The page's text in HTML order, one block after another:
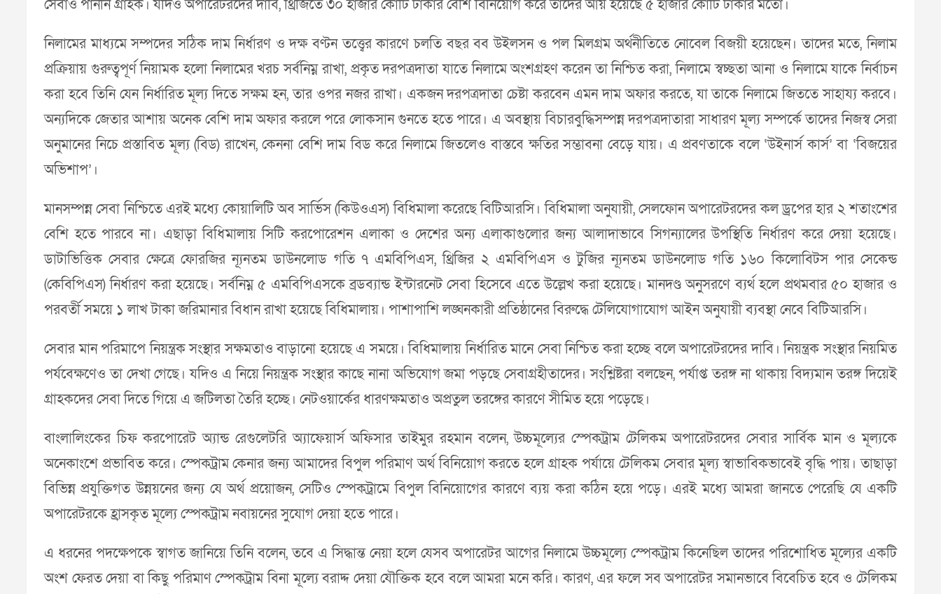
সেবাও পাননি গ্রাহক। যদিও অপারেটরদের দাবি, থ্রিজিতে ৩০ হাজার কোটি টাকার বেশি বিনিয়োগ করে তাদের আয় হয়েছে ৫ হাজার কোটি টাকার মতো।
নিলামের মাধ্যমে সম্পদের সঠিক দাম নির্ধারণ ও দক্ষ বণ্টন তত্ত্বের কারণে চলতি বছর বব উইলসন ও পল মিলগ্রম অর্থনীতিতে নোবেল বিজয়ী হয়েছেন। তাদের মতে, নিলাম
প্রক্রিয়ায় গুরুত্বপূর্ণ নিয়ামক হলো নিলামের খরচ সর্বনিম্ন রাখা, প্রকৃত দরপত্রদাতা যাতে নিলামে অংশগ্রহণ করেন তা নিশ্চিত করা, নিলামে স্বচ্ছতা আনা ও নিলামে যাকে নির্বাচন
করা হবে তিনি যেন নির্ধারিত মূল্য দিতে সক্ষম হন, তার ওপর নজর রাখা। একজন দরপত্রদাতা চেষ্টা করবেন এমন দাম অফার করতে, যা তাকে নিলামে জিততে সাহায্য করবে।
অন্যদিকে জেতার আশায় অনেক বেশি দাম অফার করলে পরে লোকসান গুনতে হতে পারে। এ অবস্থায় বিচারবুদ্ধিসম্পন্ন দরপত্রদাতারা সাধারণ মূল্য সম্পর্কে তাদের নিজস্ব সেরা
অনুমানের নিচে প্রস্তাবিত মূল্য (বিড) রাখেন, কেননা বেশি দাম বিড করে নিলামে জিতলেও বাস্তবে ক্ষতির সম্ভাবনা বেড়ে যায়। এ প্রবণতাকে বলে ‘উইনার্স কার্স’ বা ‘বিজয়ের
অভিশাপ’।
মানসম্পন্ন সেবা নিশ্চিতে এরই মধ্যে কোয়ালিটি অব সার্ভিস (কিউওএস) বিধিমালা করেছে বিটিআরসি। বিধিমালা অনুযায়ী, সেলফোন অপারেটরদের কল ড্রপের হার ২ শতাংশের
বেশি হতে পারবে না। এছাড়া বিধিমালায় সিটি করপোরেশন এলাকা ও দেশের অন্য এলাকাগুলোর জন্য আলাদাভাবে সিগন্যালের উপস্থিতি নির্ধারণ করে দেয়া হয়েছে।
ডাটাভিত্তিক সেবার ক্ষেত্রে ফোরজির ন্যূনতম ডাউনলোড গতি ৭ এমবিপিএস, থ্রিজির ২ এমবিপিএস ও টুজির ন্যূনতম ডাউনলোড গতি ১৬০ কিলোবিটস পার সেকেন্ড
(কেবিপিএস) নির্ধারণ করা হয়েছে। সর্বনিম্ন ৫ এমবিপিএসকে ব্রডব্যান্ড ইন্টারনেট সেবা হিসেবে এতে উল্লেখ করা হয়েছে। মানদণ্ড অনুসরণে ব্যর্থ হলে প্রথমবার ৫০ হাজার ও
পরবর্তী সময়ে ১ লাখ টাকা জরিমানার বিধান রাখা হয়েছে বিধিমালায়। পাশাপাশি লঙ্ঘনকারী প্রতিষ্ঠানের বিরুদ্ধে টেলিযোগাযোগ আইন অনুযায়ী ব্যবস্থা নেবে বিটিআরসি।
সেবার মান পরিমাপে নিয়ন্ত্রক সংস্থার সক্ষমতাও বাড়ানো হয়েছে এ সময়ে। বিধিমালায় নির্ধারিত মানে সেবা নিশ্চিত করা হচ্ছে বলে অপারেটরদের দাবি। নিয়ন্ত্রক সংস্থার নিয়মিত
পর্যবেক্ষণেও তা দেখা গেছে। যদিও এ নিয়ে নিয়ন্ত্রক সংস্থার কাছে নানা অভিযোগ জমা পড়ছে সেবাগ্রহীতাদের। সংশ্লিষ্টরা বলছেন, পর্যাপ্ত তরঙ্গ না থাকায় বিদ্যমান তরঙ্গ দিয়েই
গ্রাহকদের সেবা দিতে গিয়ে এ জটিলতা তৈরি হচ্ছে। নেটওয়ার্কের ধারণক্ষমতাও অপ্রতুল তরঙ্গের কারণে সীমিত হয়ে পড়েছে।
বাংলালিংকের চিফ করপোরেট অ্যান্ড রেগুলেটরি অ্যাফেয়ার্স অফিসার তাইমুর রহমান বলেন, উচ্চমূল্যের স্পেকট্রাম টেলিকম অপারেটরদের সেবার সার্বিক মান ও মূল্যকে
অনেকাংশে প্রভাবিত করে। স্পেকট্রাম কেনার জন্য আমাদের বিপুল পরিমাণ অর্থ বিনিয়োগ করতে হলে গ্রাহক পর্যায়ে টেলিকম সেবার মূল্য স্বাভাবিকভাবেই বৃদ্ধি পায়। তাছাড়া
বিভিন্ন প্রযুক্তিগত উন্নয়নের জন্য যে অর্থ প্রয়োজন, সেটিও স্পেকট্রামে বিপুল বিনিয়োগের কারণে ব্যয় করা কঠিন হয়ে পড়ে। এরই মধ্যে আমরা জানতে পেরেছি যে একটি
অপারেটরকে হ্রাসকৃত মূল্যে স্পেকট্রাম নবায়নের সুযোগ দেয়া হতে পারে।
এ ধরনের পদক্ষেপকে স্বাগত জানিয়ে তিনি বলেন, তবে এ সিদ্ধান্ত নেয়া হলে যেসব অপারেটর আগের নিলামে উচ্চমূল্যে স্পেকট্রাম কিনেছিল তাদের পরিশোধিত মূল্যের একটি
অংশ ফেরত দেয়া বা কিছু পরিমাণ স্পেকট্রাম বিনা মূল্যে বরাদ্দ দেয়া যৌক্তিক হবে বলে আমরা মনে করি। কারণ, এর ফলে সব অপারেটর সমানভাবে বিবেচিত হবে ও টেলিকম